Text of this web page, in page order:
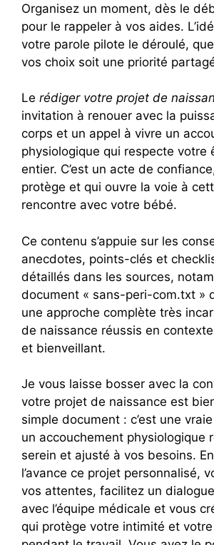
Organisez un moment, dès le
pour le rappeler à vos aides.
votre parole pilote le déroulé,
vos choix soit une priorité
Le rédiger votre projet de
invitation à renouer avec la
corps et un appel à vivre un
physiologique qui respecte votre
entier. C’est un acte de
protège et qui ouvre la voie à
rencontre avec votre bébé.
Ce contenu s’appuie sur les
anecdotes, points-clés et
détaillés dans les sources,
document « sans-peri-com.txt »
une approche complète très
de naissance réussis en
et bienveillant.
Je vous laisse bosser avec la
votre projet de naissance est
simple document : c’est une
un accouchement physiologique
serein et ajusté à vos besoins.
l’avance ce projet personnalisé,
vos attentes, facilitez un
avec l’équipe médicale et vous
qui protège votre intimité et